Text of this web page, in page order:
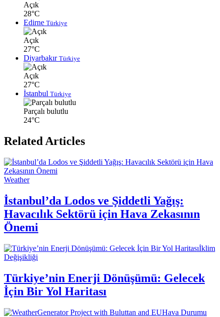
Açık
28°C
Edirne Türkiye
Açık
27°C
Diyarbakır Türkiye
Açık
27°C
İstanbul Türkiye
Parçalı bulutlu
24°C
Related Articles
Weather
İstanbul’da Lodos ve Şiddetli Yağış:
Havacılık Sektörü için Hava Zekasının
Önemi
İklim
Değişikliği
Türkiye’nin Enerji Dönüşümü: Gelecek
İçin Bir Yol Haritası
Hava Durumu